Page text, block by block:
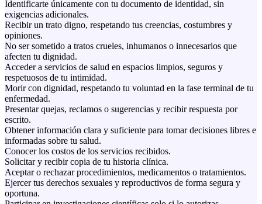
Identificarte únicamente con tu documento de identidad, sin
exigencias adicionales.
Recibir un trato digno, respetando tus creencias, costumbres y
opiniones.
No ser sometido a tratos crueles, inhumanos o innecesarios que
afecten tu dignidad.
Acceder a servicios de salud en espacios limpios, seguros y
respetuosos de tu intimidad.
Morir con dignidad, respetando tu voluntad en la fase terminal de tu
enfermedad.
Presentar quejas, reclamos o sugerencias y recibir respuesta por
escrito.
Obtener información clara y suficiente para tomar decisiones libres e
informadas sobre tu salud.
Conocer los costos de los servicios recibidos.
Solicitar y recibir copia de tu historia clínica.
Aceptar o rechazar procedimientos, medicamentos o tratamientos.
Ejercer tus derechos sexuales y reproductivos de forma segura y
oportuna.